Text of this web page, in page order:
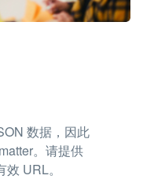
数据，因此
。请提供
URL。